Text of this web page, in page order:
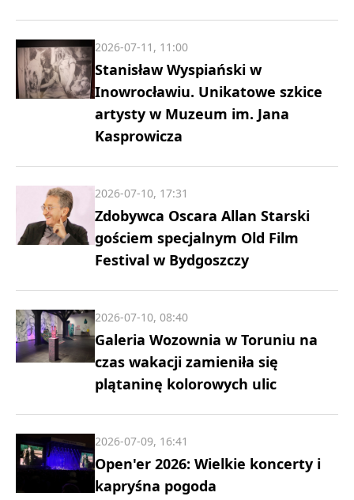
Stanisław Wyspiański w
Inowrocławiu. Unikatowe szkice
artysty w Muzeum im. Jana
Kasprowicza
2026-07-11, 11:00
Zdobywca Oscara Allan Starski
gościem specjalnym Old Film
Festival w Bydgoszczy
2026-07-10, 17:31
Galeria Wozownia w Toruniu na
czas wakacji zamieniła się
plątaninę kolorowych ulic
2026-07-10, 08:40
Open'er 2026: Wielkie koncerty i
kapryśna pogoda
2026-07-09, 16:41